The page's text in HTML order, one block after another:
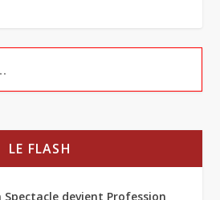
LE FLASH
Spectacle devient Profession